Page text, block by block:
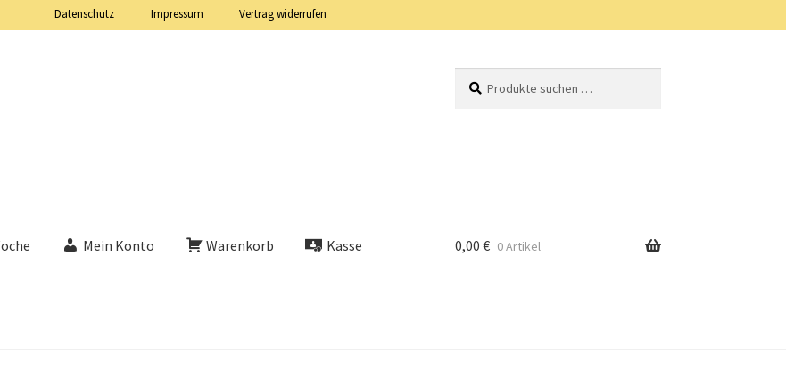
Datenschutz Impressum Vertrag widerrufen
nach:
Mein Konto Warenkorb Kasse 0,00 € 0 Artikel